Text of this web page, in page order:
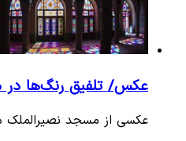
عکس/ تلفیق رنگ‌ها در
عکسی از مسجد نصیرالملک